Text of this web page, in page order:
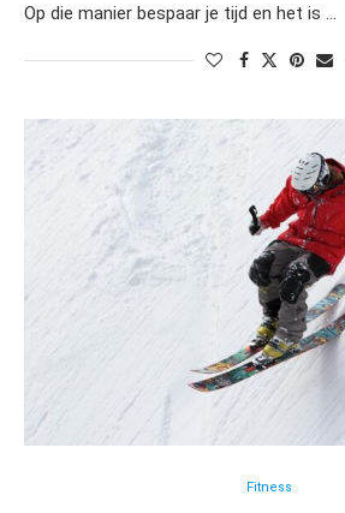
Op die manier bespaar je tijd en het is …
Fitness